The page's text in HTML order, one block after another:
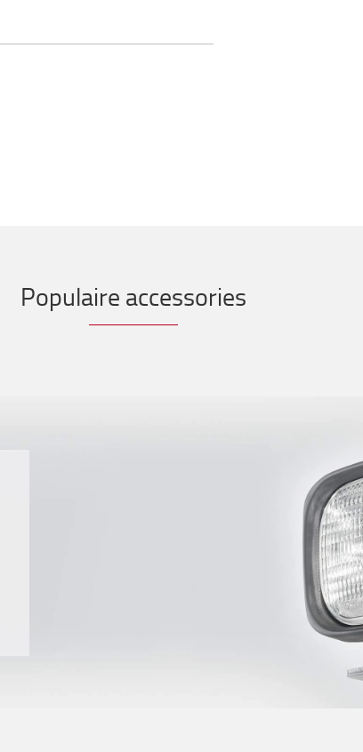
Populaire accessories